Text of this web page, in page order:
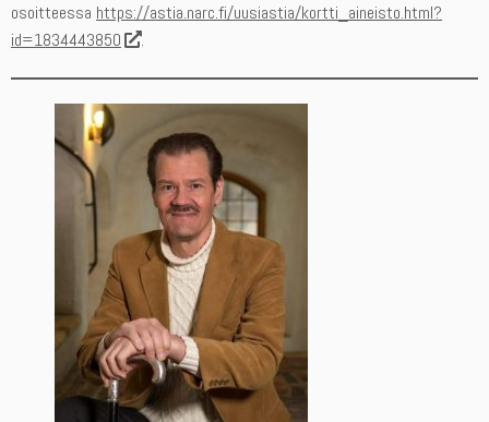
osoitteessa https://astia.narc.fi/uusiastia/kortti_aineisto.html?
id=1834443850
.